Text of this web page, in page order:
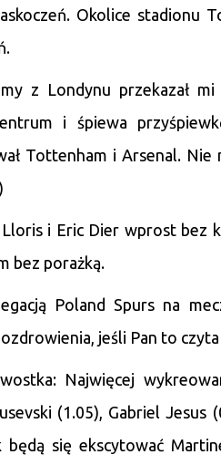
Okolice stadionu
z Londynu przekazał
i śpiewa
Tottenham i Arsenal. Nie
i Eric Dier wprost bez
bez porażką.
Poland Spurs na
jeśli Pan to czyta
Najwięcej
(1.05), Gabriel Jesus
się ekscytować